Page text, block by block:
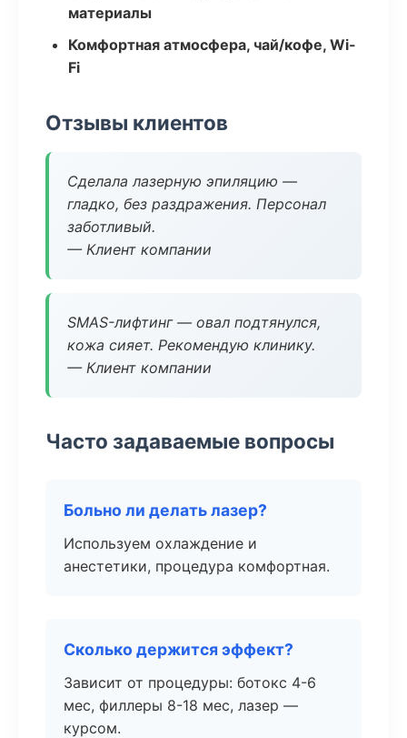
материалы
Комфортная атмосфера, чай/кофе, Wi-
Fi
Отзывы клиентов
Сделала лазерную эпиляцию —
гладко, без раздражения. Персонал
заботливый.
— Клиент компании
SMAS-лифтинг — овал подтянулся,
кожа сияет. Рекомендую клинику.
— Клиент компании
Часто задаваемые вопросы
Больно ли делать лазер?
Используем охлаждение и
анестетики, процедура комфортная.
Сколько держится эффект?
Зависит от процедуры: ботокс 4-6
мес, филлеры 8-18 мес, лазер —
курсом.